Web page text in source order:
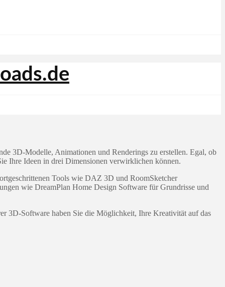
3D-Modelle, Animationen und Renderings zu erstellen. Egal, ob
Ihre Ideen in drei Dimensionen verwirklichen können.
Tools wie DAZ 3D und RoomSketcher
wie DreamPlan Home Design Software für Grundrisse und
3D-Software haben Sie die Möglichkeit, Ihre Kreativität auf das